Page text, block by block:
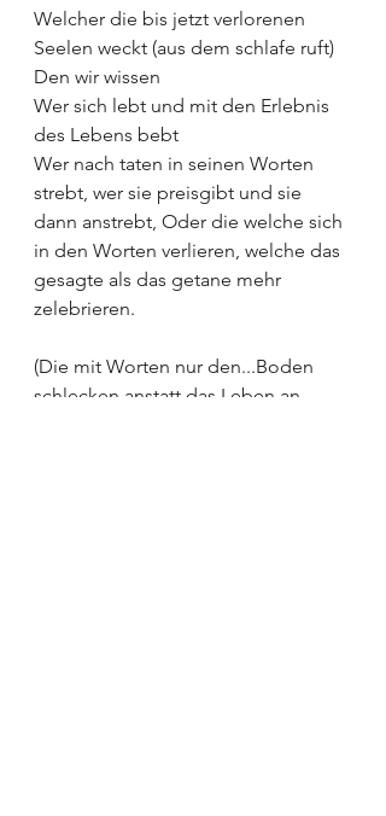
Welcher die bis jetzt verlorenen
Seelen weckt (aus dem schlafe ruft)
Den wir wissen
Wer sich lebt und mit den Erlebnis
des Lebens bebt
Wer nach taten in seinen Worten
strebt, wer sie preisgibt und sie
dann anstrebt, Oder die welche sich
in den Worten verlieren, welche das
gesagte als das getane mehr
zelebrieren.
(Die mit Worten nur den...Boden
schlecken anstatt das Leben an